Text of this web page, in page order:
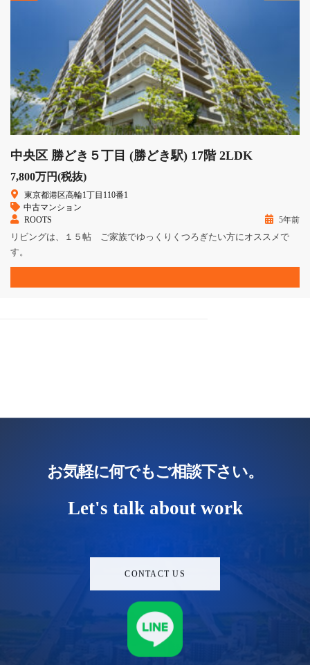
中央区 勝どき５丁目 (勝どき駅) 17階 2LDK
7,800万円(税抜)
東京都港区高輪1丁目110番1
中古マンション
ROOTS
5年前
リビングは、１５帖 ご家族でゆっくりくつろぎたい方にオススメで
す。
お気軽に何でもご相談下さい。
Let's talk about work
CONTACT US